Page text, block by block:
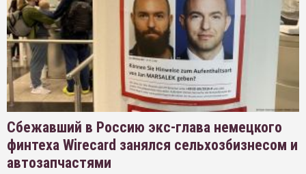
Сбежавший в Россию экс-глава немецкого
финтеха Wirecard занялся сельхозбизнесом и
автозапчастями